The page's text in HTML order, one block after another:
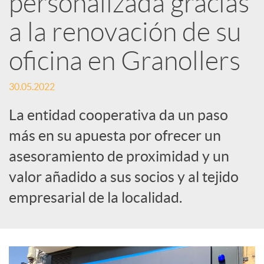
c
a
d
o
r
a la renovación de su
oficina en Granollers
30.05.2022
La entidad cooperativa da un paso
más en su apuesta por ofrecer un
asesoramiento de proximidad y un
valor añadido a sus socios y al tejido
empresarial de la localidad.